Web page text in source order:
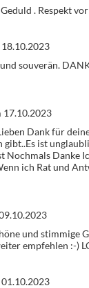
. Respekt
souverän.
17.10.2023
Dank für
gibt..Es ist
Nochmals Danke
ich Rat und
und stimmige
empfehlen :-)